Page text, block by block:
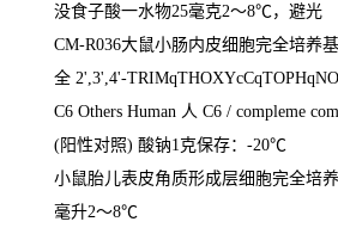
没食子酸一水物25毫克2～8℃，避光
CM-R036大鼠小肠内皮细胞完全培养基
全 2',3',4'-
C6 Others Human 人 C6 / compleme
(阳性对照) 酸钠1 克保存： -20℃
小鼠胎儿表皮角质形成层细胞完全培
毫升2～8℃